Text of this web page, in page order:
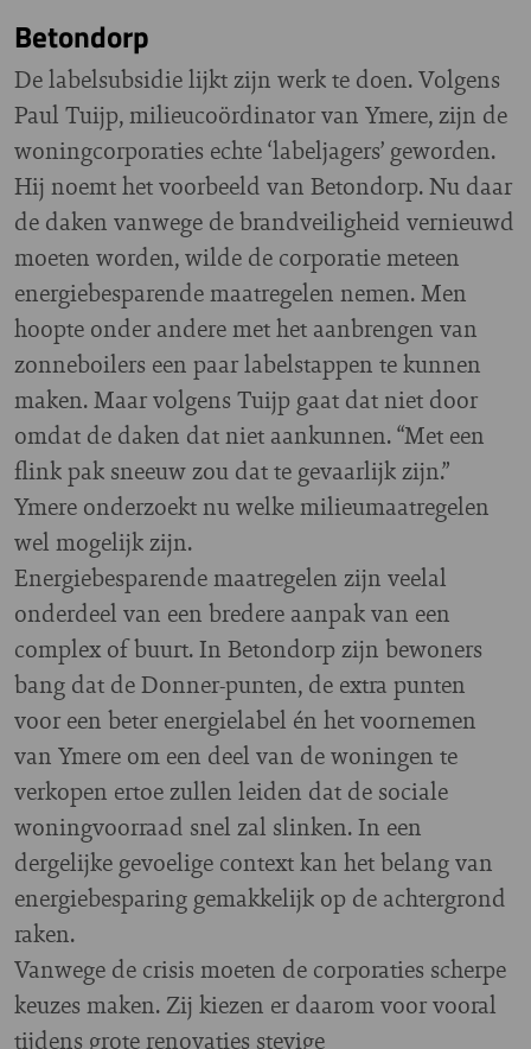
Betondorp
De labelsubsidie lijkt zijn werk te doen. Volgens
Paul Tuijp, milieucoördinator van Ymere, zijn de
woningcorporaties echte ‘labeljagers’ geworden.
Hij noemt het voorbeeld van Betondorp. Nu daar
de daken vanwege de brandveiligheid vernieuwd
moeten worden, wilde de corporatie meteen
energiebesparende maatregelen nemen. Men
hoopte onder andere met het aanbrengen van
zonneboilers een paar labelstappen te kunnen
maken. Maar volgens Tuijp gaat dat niet door
omdat de daken dat niet aankunnen. “Met een
flink pak sneeuw zou dat te gevaarlijk zijn.”
Ymere onderzoekt nu welke milieumaatregelen
wel mogelijk zijn.
Energiebesparende maatregelen zijn veelal
onderdeel van een bredere aanpak van een
complex of buurt. In Betondorp zijn bewoners
bang dat de Donner-punten, de extra punten
voor een beter energielabel én het voornemen
van Ymere om een deel van de woningen te
verkopen ertoe zullen leiden dat de sociale
woningvoorraad snel zal slinken. In een
dergelijke gevoelige context kan het belang van
energiebesparing gemakkelijk op de achtergrond
raken.
Vanwege de crisis moeten de corporaties scherpe
keuzes maken. Zij kiezen er daarom voor vooral
tijdens grote renovaties stevige